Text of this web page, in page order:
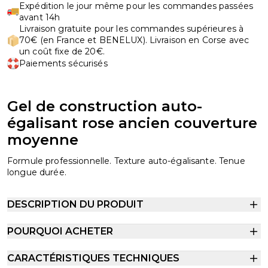
Expédition le jour même pour les commandes passées
avant 14h
Livraison gratuite pour les commandes supérieures à
70€ (en France et BENELUX). Livraison en Corse avec
un coût fixe de 20€.
Paiements sécurisés
Gel de construction auto-
égalisant rose ancien couverture
moyenne
Formule professionnelle. Texture auto-égalisante. Tenue
longue durée.
DESCRIPTION DU PRODUIT
POURQUOI ACHETER
CARACTÉRISTIQUES TECHNIQUES